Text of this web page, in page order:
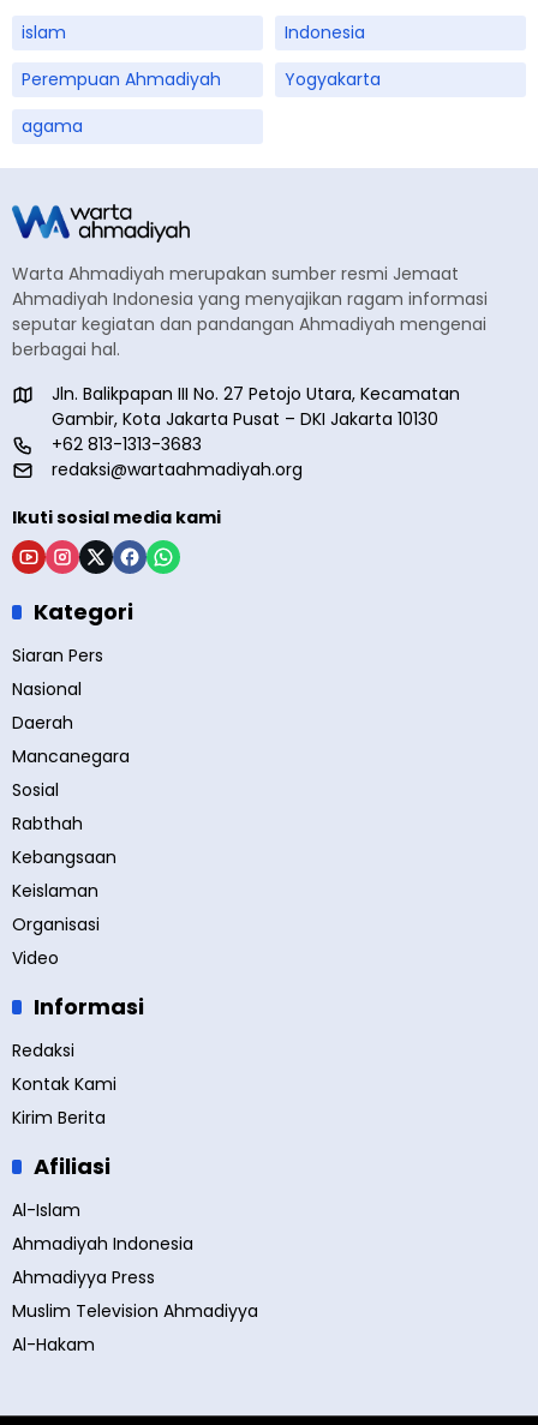
islam
Indonesia
Perempuan Ahmadiyah
Yogyakarta
agama
Warta Ahmadiyah merupakan sumber resmi Jemaat
Ahmadiyah Indonesia yang menyajikan ragam informasi
seputar kegiatan dan pandangan Ahmadiyah mengenai
berbagai hal.
Jln. Balikpapan III No. 27 Petojo Utara, Kecamatan
Gambir, Kota Jakarta Pusat – DKI Jakarta 10130
+62 813-1313-3683
redaksi@wartaahmadiyah.org
Ikuti sosial media kami
Kategori
Siaran Pers
Nasional
Daerah
Mancanegara
Sosial
Rabthah
Kebangsaan
Keislaman
Organisasi
Video
Informasi
Redaksi
Kontak Kami
Kirim Berita
Afiliasi
Al-Islam
Ahmadiyah Indonesia
Ahmadiyya Press
Muslim Television Ahmadiyya
Al-Hakam